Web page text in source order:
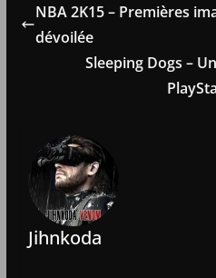
NBA 2K15 – Premières
dévoilée
Sleeping Dogs –
Jihnkoda